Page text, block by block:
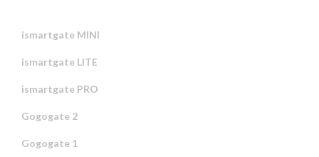
ismartgate MINI
ismartgate LITE
ismartgate PRO
Gogogate 2
Gogogate 1